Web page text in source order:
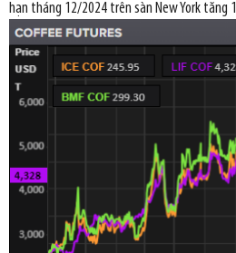
hạn tháng 12/2024 trên sàn New York tăng